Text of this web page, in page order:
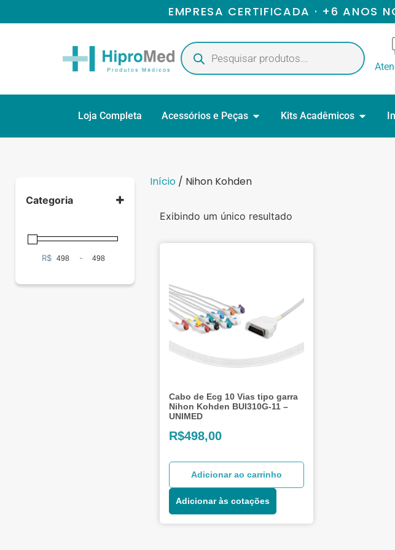
EMPRESA CERTIFICADA · +6 ANOS
Loja Completa Acessórios e Peças Kits Acadêmicos
Categoria
Cabos e
R$ Minimum Price
-
Maximum Price
Início / Nihon Kohden
Exibindo um único resultado
Cabo de Ecg 10 Vias tipo garra
Nihon Kohden BUI310G-11 –
UNIMED
R$498,00
Adicionar ao carrinho
Adicionar às cotações